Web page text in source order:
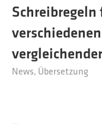
News Übersetzung